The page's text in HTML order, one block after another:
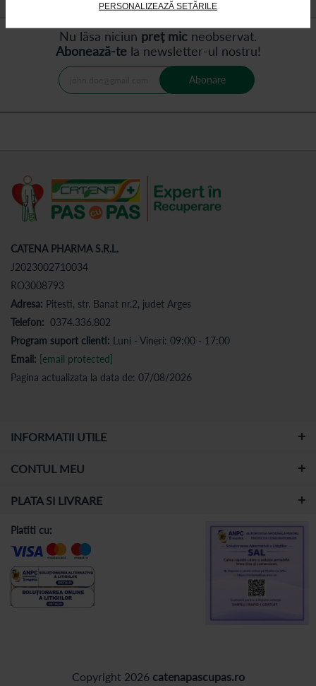
PERSONALIZEAZĂ SETĂRILE
Nu lăsa niciun preț mic neobservat.
Abonează-tela newsletter-ul nostru!
Abonare
CATENA PHARMA S.R.L.
J2023002710034
RO3008793
Adresa: Pitesti, str. Banat nr.2, judet Arges
Telefon: 0374.336.802
Program suport clienti: Luni - Vineri: 09:00 - 17:00
Email: [email protected]
Pagina actualizata la data de: 07/08/2026
INFORMATII UTILE
CONTUL MEU
PLATA SI LIVRARE
Copyright 2026 catenapascupas.ro
Platiti cu: